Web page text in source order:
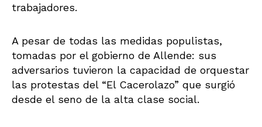
trabajadores.
A pesar de todas las medidas populistas,
tomadas por el gobierno de Allende: sus
adversarios tuvieron la capacidad de orquestar
las protestas del “El Cacerolazo” que surgió
desde el seno de la alta clase social.